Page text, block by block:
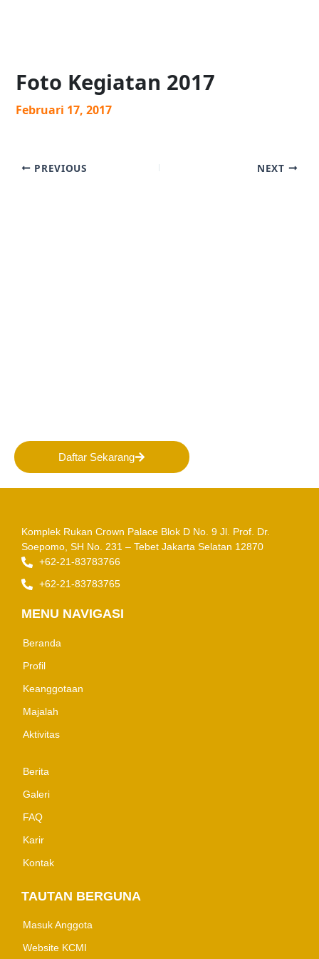
Foto Kegiatan 2017
Februari 17, 2017
PREVIOUS NEXT
Daftar Sekarang
Komplek Rukan Crown Palace Blok D No. 9 Jl. Prof. Dr.
Soepomo, SH No. 231 – Tebet Jakarta Selatan 12870
+62-21-83783766
+62-21-83783765
MENU NAVIGASI
Beranda
Profil
Keanggotaan
Majalah
Aktivitas
Berita
Galeri
FAQ
Karir
Kontak
TAUTAN BERGUNA
Masuk Anggota
Website KCMI